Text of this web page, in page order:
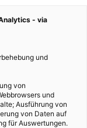
- via
und
von
und
Ausführung von
von Daten auf
für Auswertungen.